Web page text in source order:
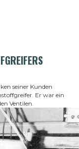
seiner Kunden
Er war ein
Ventilen